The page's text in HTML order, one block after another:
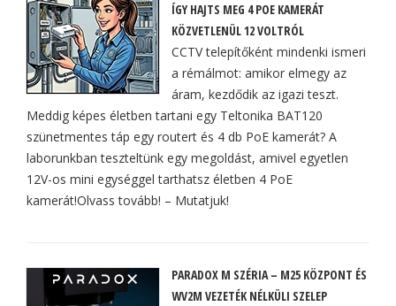
ÍGY HAJTS MEG 4 POE KAMERÁT
KÖZVETLENÜL 12 VOLTRÓL
CCTV telepítőként mindenki ismeri
a rémálmot: amikor elmegy az
áram, kezdődik az igazi teszt.
Meddig képes életben tartani egy Teltonika BAT120
szünetmentes táp egy routert és 4 db PoE kamerát? A
laborunkban teszteltünk egy megoldást, amivel egyetlen
12V-os mini egységgel tarthatsz életben 4 PoE
kamerát!Olvass tovább! – Mutatjuk!
PARADOX M SZÉRIA – M25 KÖZPONT ÉS
WV2M VEZETÉK NÉLKÜLI SZELEP